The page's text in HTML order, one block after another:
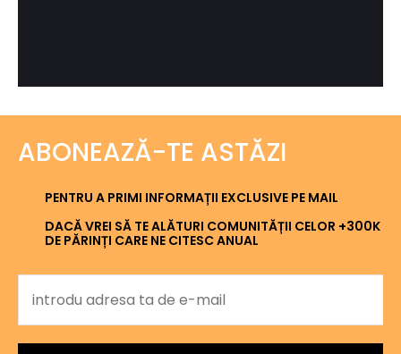
ABONEAZĂ-TE ASTĂZI
PENTRU A PRIMI INFORMAȚII EXCLUSIVE PE MAIL
DACĂ VREI SĂ TE ALĂTURI COMUNITĂȚII CELOR +300K
DE PĂRINȚI CARE NE CITESC ANUAL